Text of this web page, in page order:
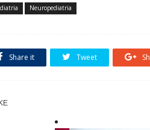
Neuropediatria
Share it Tweet